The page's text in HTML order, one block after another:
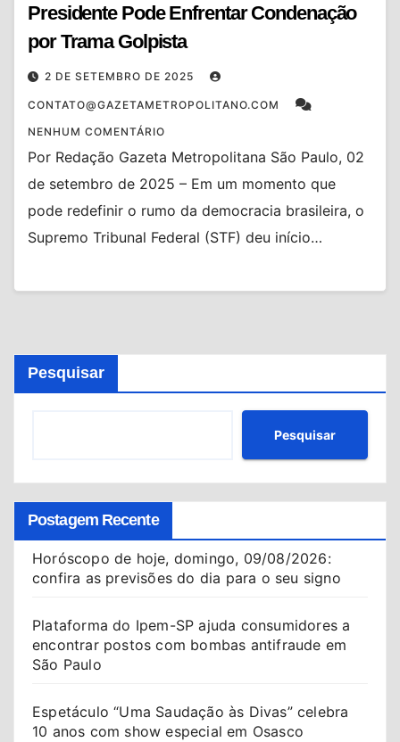
Presidente Pode Enfrentar Condenação
por Trama Golpista
2 DE SETEMBRO DE 2025
CONTATO@GAZETAMETROPOLITANO.COM
NENHUM COMENTÁRIO
Por Redação Gazeta Metropolitana São Paulo, 02
de setembro de 2025 – Em um momento que
pode redefinir o rumo da democracia brasileira, o
Supremo Tribunal Federal (STF) deu início…
Pesquisar
Pesquisar
Postagem Recente
Horóscopo de hoje, domingo, 09/08/2026:
confira as previsões do dia para o seu signo
Plataforma do Ipem-SP ajuda consumidores a
encontrar postos com bombas antifraude em
São Paulo
Espetáculo “Uma Saudação às Divas” celebra
10 anos com show especial em Osasco